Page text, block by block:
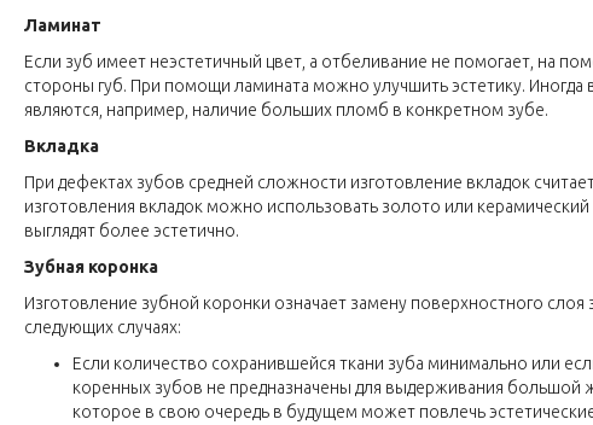
Ламинат
Если зуб имеет неэстетичный цвет, а отбеливание не помогает, на
стороны губ. При помощи ламината можно улучшить эстетику.
являются, например, наличие больших пломб в конкретном зубе.
Вкладка
При дефектах зубов средней сложности изготовление вкладок
изготовления вкладок можно использовать золото или
выглядят более эстетично.
Зубная коронка
Изготовление зубной коронки означает замену поверхностного
следующих случаях:
Если количество сохранившейся ткани зуба минимально или
коренных зубов не предназначены для выдерживания большой
которое в свою очередь в будущем может повлечь